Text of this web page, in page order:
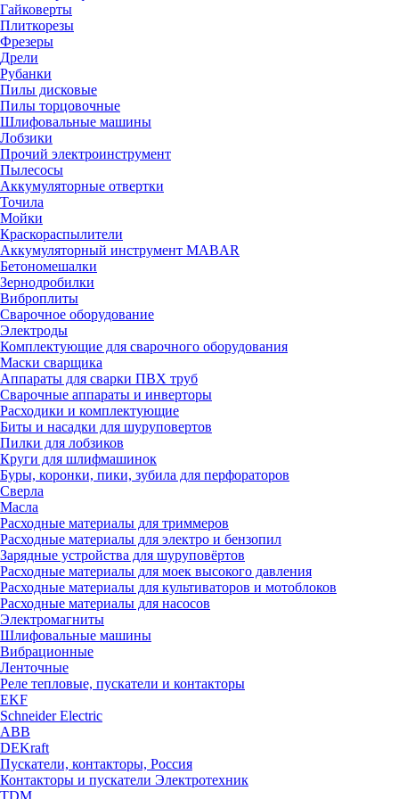
Гайковерты
Плиткорезы
Фрезеры
Дрели
Рубанки
Пилы дисковые
Пилы торцовочные
Шлифовальные машины
Лобзики
Прочий электроинструмент
Пылесосы
Аккумуляторные отвертки
Точила
Мойки
Краскораспылители
Аккумуляторный инструмент MABAR
Бетономешалки
Зернодробилки
Виброплиты
Сварочное оборудование
Электроды
Комплектующие для сварочного оборудования
Маски сварщика
Аппараты для сварки ПВХ труб
Сварочные аппараты и инверторы
Расходики и комплектующие
Биты и насадки для шуруповертов
Пилки для лобзиков
Круги для шлифмашинок
Буры, коронки, пики, зубила для перфораторов
Сверла
Масла
Расходные материалы для триммеров
Расходные материалы для электро и бензопил
Зарядные устройства для шуруповёртов
Расходные материалы для моек высокого давления
Расходные материалы для культиваторов и мотоблоков
Расходные материалы для насосов
Электромагниты
Шлифовальные машины
Вибрационные
Ленточные
Реле тепловые, пускатели и контакторы
EKF
Schneider Electric
ABB
DEKraft
Пускатели, контакторы, Россия
Контакторы и пускатели Электротехник
TDM